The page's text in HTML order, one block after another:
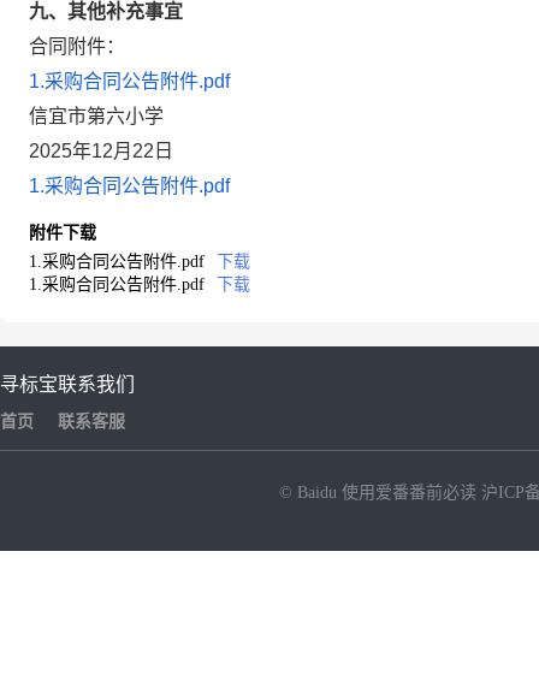
九、其他补充事宜
合同附件：
1.采购合同公告附件.pdf
信宜市第六小学
2025年12月22日
1.采购合同公告附件.pdf
附件下载
1.采购合同公告附件.pdf
下载
1.采购合同公告附件.pdf
下载
寻标宝
首页
联系我们
联系客服
© Baidu 使用爱番番前必读 沪ICP